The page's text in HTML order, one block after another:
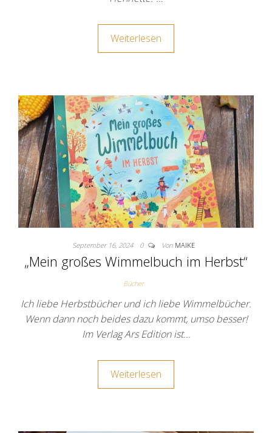
Weiterlesen
September 16, 2024 0 Von MAIKE
„Mein großes Wimmelbuch im Herbst“
Bücher
Ich liebe Herbstbücher und ich liebe Wimmelbücher.
Wenn dann noch beides dazu kommt, umso besser!
Im Verlag Ars Edition ist…
Weiterlesen